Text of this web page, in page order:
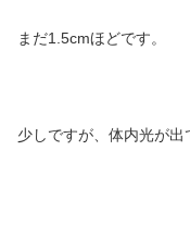
まだ1.5cmほどです。
少しですが、体内光が出